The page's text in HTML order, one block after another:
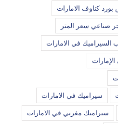
كناوف الامارات
صناعي سعر المتر
السيراميك في الامارات
سيراميك في الامارات
سيراميك مغربي في الامارات